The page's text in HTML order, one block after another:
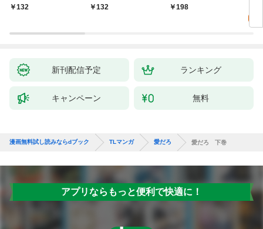
ー） 1
132
132
年越しの激愛１
198
新刊配信予定 ランキング
キャンペーン 無料
漫画無料試し読みならdブック TLマンガ 愛だろ 愛だろ 下巻
アプリならもっと便利で快適に！